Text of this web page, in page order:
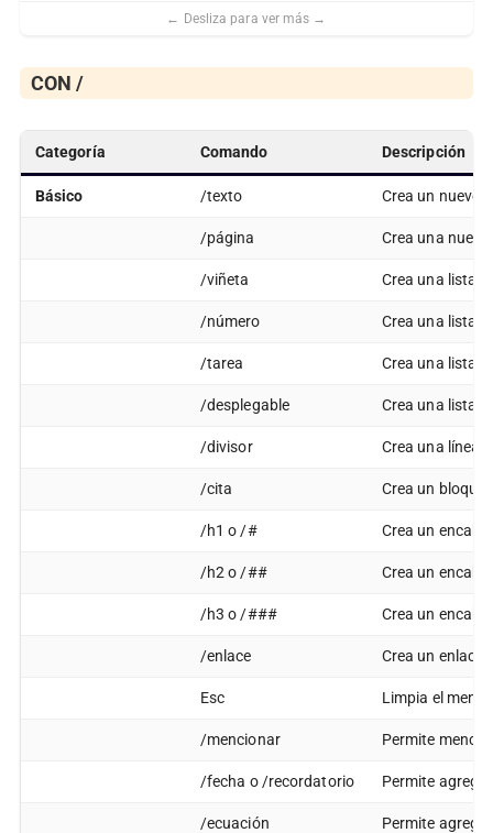
CON /
Categoría Comando Descripción
Básico /texto Crea un nuevo
/página Crea una
/viñeta Crea una lista
/número Crea una lista
/tarea Crea una lista
/desplegable Crea una lista
/divisor Crea una línea
/cita Crea un bloque
/h1 o /# Crea un
/h2 o /## Crea un
/h3 o /### Crea un
/enlace Crea un enlace
Esc Limpia el menú
/mencionar Permite
/fecha o /recordatorio Permite
/ecuación Permite